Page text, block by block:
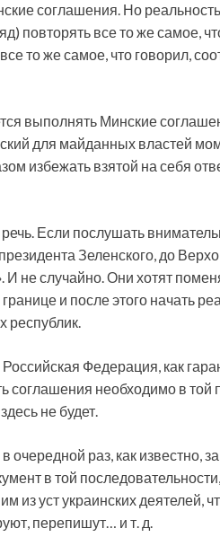
соглашения. Но
повторять все то же самое,
то же самое, что говорил,
выполнять Минские
для майданных властей
избежать взятой на себя
Если послушать
Зеленского, до
не случайно. Они хотят
и после этого начать
республик.
Федерация, как
соглашения необходимо в той
не будет.
раз, как известно,
в той
уст украинских деятелей,
перепишут… и т. д.